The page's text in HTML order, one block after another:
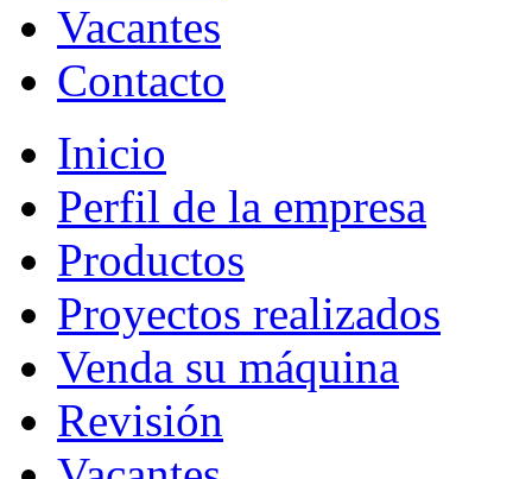
Vacantes
Contacto
Inicio
Perfil de la empresa
Productos
Proyectos realizados
Venda su máquina
Revisión